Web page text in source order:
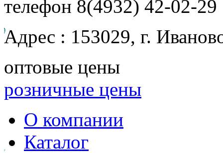
телефон 8(4932) 42-02-29
Адрес : 153029, г.
оптовые цены
розничные цены
О компании
Каталог